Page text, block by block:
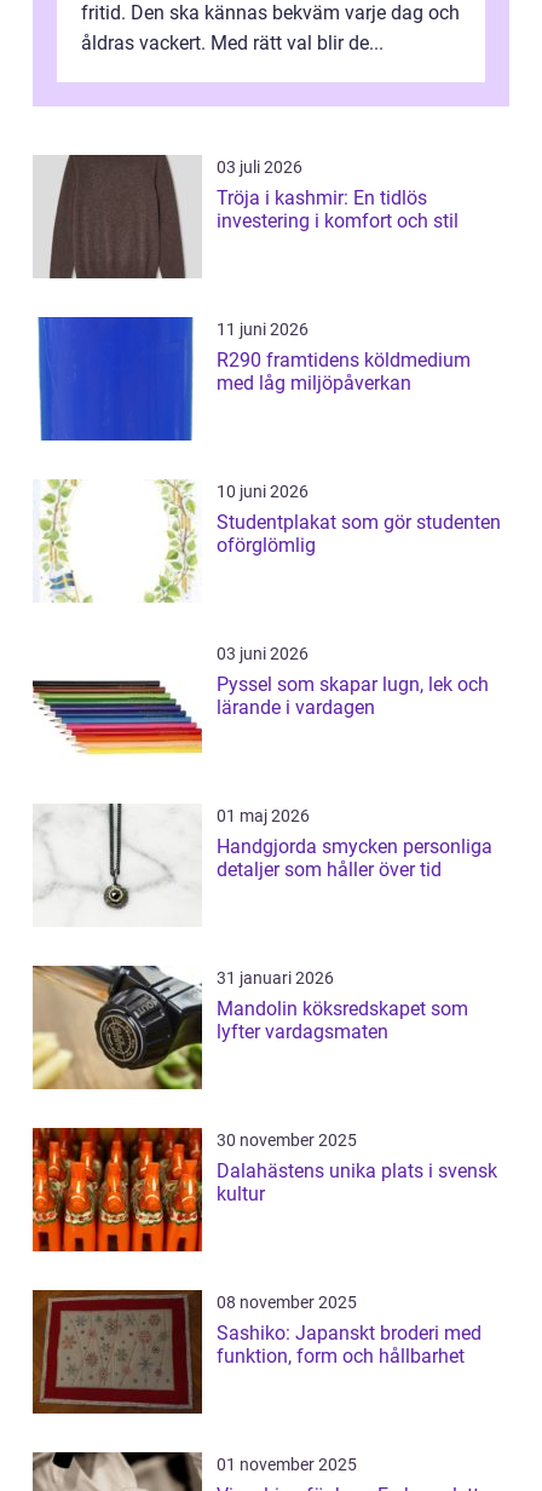
fritid. Den ska kännas bekväm varje dag och
åldras vackert. Med rätt val blir de...
03 juli 2026
Tröja i kashmir: En tidlös
investering i komfort och stil
11 juni 2026
R290 framtidens köldmedium
med låg miljöpåverkan
10 juni 2026
Studentplakat som gör studenten
oförglömlig
03 juni 2026
Pyssel som skapar lugn, lek och
lärande i vardagen
01 maj 2026
Handgjorda smycken personliga
detaljer som håller över tid
31 januari 2026
Mandolin köksredskapet som
lyfter vardagsmaten
30 november 2025
Dalahästens unika plats i svensk
kultur
08 november 2025
Sashiko: Japanskt broderi med
funktion, form och hållbarhet
01 november 2025